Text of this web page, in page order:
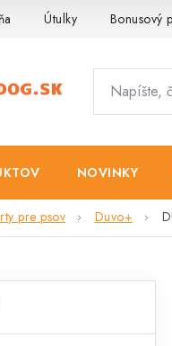
Útulky Bonusový
NOVINKY
pre psov Duvo+